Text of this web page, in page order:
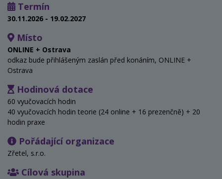
Termín
30.11.2026 - 19.02.2027
Místo
ONLINE + Ostrava
odkaz bude přihlášeným zaslán před konáním, ONLINE +
Ostrava
Hodinová dotace
60 vyučovacích hodin
40 vyučovacích hodin teorie (24 online + 16 prezenčně) + 20
hodin praxe
Pořádající organizace
Zřetel, s.r.o.
Cílová skupina